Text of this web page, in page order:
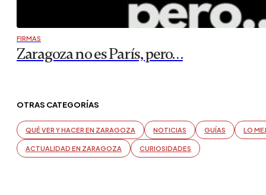
FIRMAS
Zaragoza no es París, pero…
OTRAS CATEGORÍAS
QUÉ VER Y HACER EN ZARAGOZA NOTICIAS GUÍAS LO
ACTUALIDAD EN ZARAGOZA CURIOSIDADES